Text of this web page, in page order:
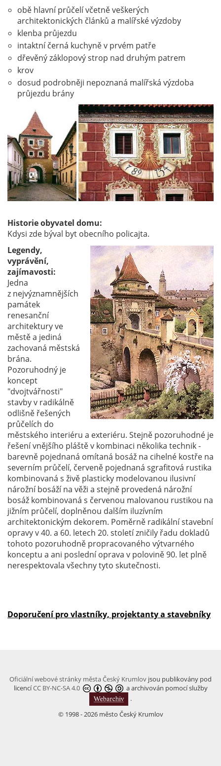
obě hlavní průčelí včetně veškerých
architektonických článků a malířské výzdoby
klenba průjezdu
intaktní černá kuchyně v prvém patře
dřevěný záklopový strop nad druhým patrem
krov
dosud podrobněji nepoznaná malířská výzdoba
průjezdu brány
Historie obyvatel domu:
Kdysi zde býval byt obecního policajta.
Legendy,
vyprávění,
zajímavosti:
Jedna
z nejvýznamnějších
památek
renesanční
architektury ve
městě a jediná
zachovaná městská
brána.
Pozoruhodný je
koncept
"dvojtvářnosti"
stavby v radikálně
odlišně řešených
průčelích do
městského interiéru a exteriéru. Stejně pozoruhodné je
řešení vnějšího pláště v kombinaci několika technik -
barevně pojednaná omítaná bosáž na cihelné kostře na
severním průčelí, červeně pojednaná sgrafitová rustika
kombinovaná s živě plasticky modelovanou ilusivní
nárožní bosáží na věži a stejně provedená nárožní
bosáž kombinovaná s červenou malovanou rustikou na
jižním průčelí, doplněnou dalším iluzívním
architektonickým dekorem. Poměrně radikální stavební
opravy v 40. a 60. letech 20. století zničily řadu dokladů
tohoto pozoruhodně propracovaného výtvarného
konceptu a ani poslední oprava v polovině 90. let plně
nerespektovala všechny tyto skutečnosti.
Doporučení pro vlastníky, projektanty a stavebníky
Oficiální webové stránky města Český Krumlov jsou publikovány pod
licencíCC BY-NC-SA 4.0
a archivován pomocí služby
.
© 1998 - 2026 město Český Krumlov